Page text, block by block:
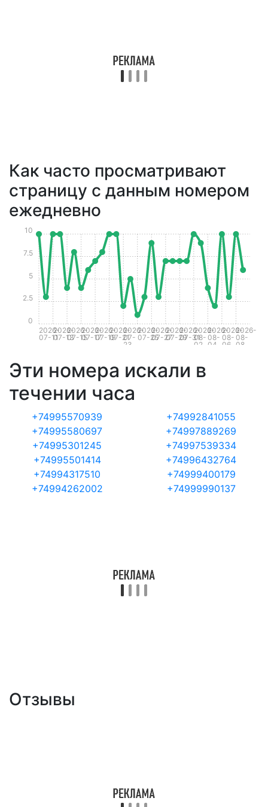
Как часто просматривают
страницу с данным номером
ежедневно
2026-
07-11
2026-
07-13
2026-
07-15
2026-
07-17
2026-
07-19
2026-
07-21
2026-
07-
23
2026-
07-25
2026-
07-27
2026-
07-29
2026-
07-31
2026-
08-
02
2026-
08-
04
2026-
08-
06
2026-
08-
08
0
2.5
5
7.5
10
Эти номера искали в
течении часа
+74995570939
+74992841055
+74995580697
+74997889269
+74995301245
+74997539334
+74995501414
+74996432764
+74994317510
+74999400179
+74994262002
+74999990137
Отзывы